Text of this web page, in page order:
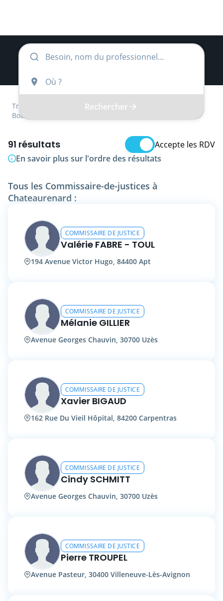
Rechercher
Trouver
Provence-Alpes-Côte d'Azur
Bouches-du-Rhône
91 résultats
Accepte les RDV
En savoir plus sur l'ordre des résultats
Tous les Commissaire-de-justices à
Chateaurenard :
COMMISSAIRE DE JUSTICE
Valérie FABRE - TOUL
194 Avenue Victor Hugo, 84400 Apt
COMMISSAIRE DE JUSTICE
Mélanie GILLIER
Avenue Georges Chauvin, 30700 Uzès
COMMISSAIRE DE JUSTICE
Xavier BIGAUD
162 Rue Du Vieil Hôpital, 84200 Carpentras
COMMISSAIRE DE JUSTICE
Cindy SCHMITT
Avenue Georges Chauvin, 30700 Uzès
COMMISSAIRE DE JUSTICE
Pierre TROUPEL
Avenue Pasteur, 30400 Villeneuve-Lès-Avignon